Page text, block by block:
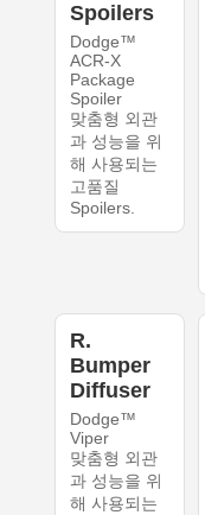
Spoilers
Dodge™
ACR-X
Package
Spoiler
맞춤형 외관
과 성능을 위
해 사용되는
고품질
Spoilers.
R.
Bumper
Diffuser
Dodge™
Viper
맞춤형 외관
과 성능을 위
해 사용되는